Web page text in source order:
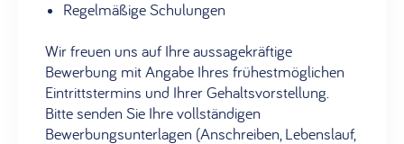
Regelmäßige Schulungen
Wir freuen uns auf Ihre aussagekräftige
Bewerbung mit Angabe Ihres frühestmöglichen
Eintrittstermins und Ihrer Gehaltsvorstellung.
Bitte senden Sie Ihre vollständigen
Bewerbungsunterlagen (Anschreiben, Lebenslauf,